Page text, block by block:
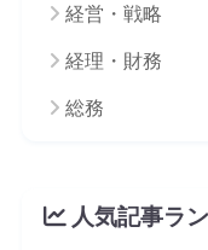
経営・戦略
経理・財務
総務
人気記事ラ